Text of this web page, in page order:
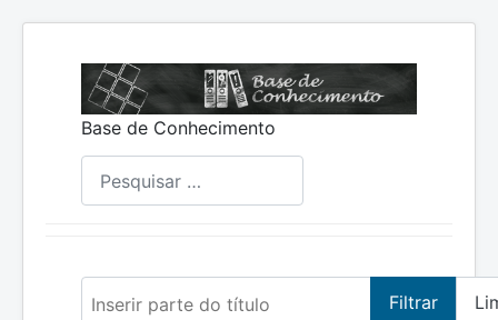
Base de Conhecimento
Filtrar